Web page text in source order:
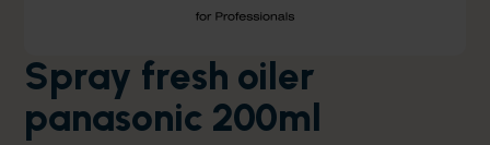
Spray fresh oiler
panasonic 200ml